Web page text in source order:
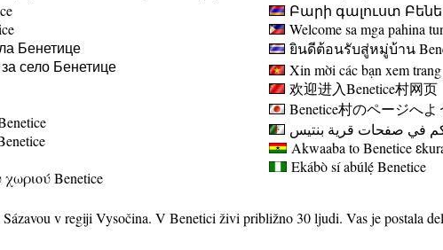
Бенетице
село Бенетице
Benetice
Բարի գալուստ
Welcome sa mga pahina
ยินดีต้อนรับสู่หมู่บ้าน
Xin mời các bạn xem
欢迎进入Benetice村网页
Benetice村のページへよ
في صفحات قرية بنتيس
Akwaaba to Benetice
Ekábò sí abúlẹ́Benetice
v regiji Vysočina. V Benetici živi približno 30 ljudi. Vas je postala